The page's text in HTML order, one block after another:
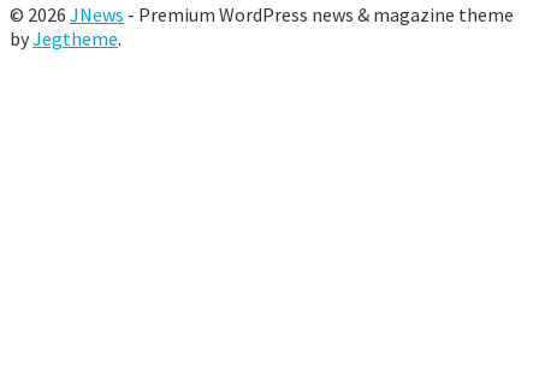
© 2026 JNews - Premium WordPress news & magazine theme
byJegtheme.